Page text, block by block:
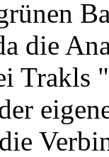
die
Trakls